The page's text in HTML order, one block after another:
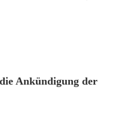
Ankündigung der